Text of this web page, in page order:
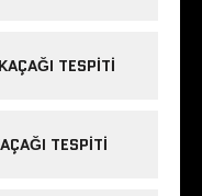
TESPITI
TESPITI